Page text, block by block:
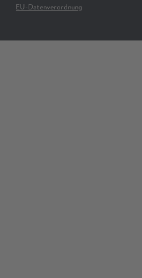
EU-Datenverordnung